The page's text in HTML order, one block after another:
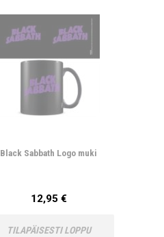
Black Sabbath Logo muki
12,95 €
TILAPÄISESTI LOPPU